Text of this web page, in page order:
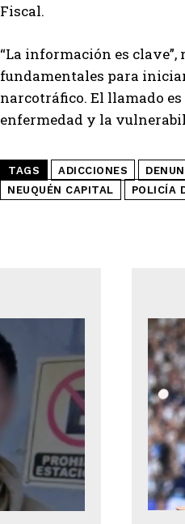
Fiscal.
“La información es
fundamentales para
narcotráfico. El llamado
enfermedad y la
TAGS ADICCIONES
NEUQUÉN CAPITAL
POLICÍA